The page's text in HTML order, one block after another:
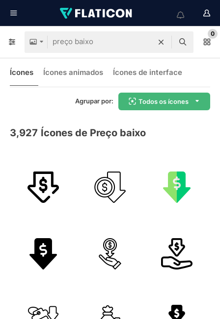
0
Ícones Ícones animados Ícones de interface
Agrupar por: Todos os ícones
3,927 Ícones de Preço baixo